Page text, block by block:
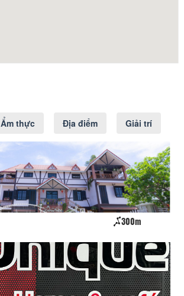
Ẩm thực Địa điểm Giải trí
300m